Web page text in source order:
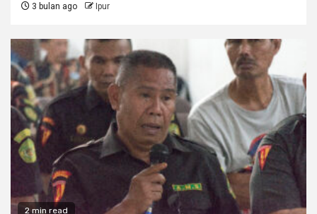
3 bulan ago Ipur
2 min read